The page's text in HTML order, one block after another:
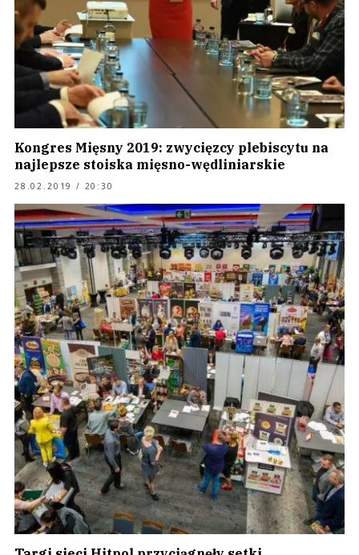
Kongres Mięsny 2019: zwycięzcy plebiscytu na
najlepsze stoiska mięsno-wędliniarskie
28.02.2019 / 20:30